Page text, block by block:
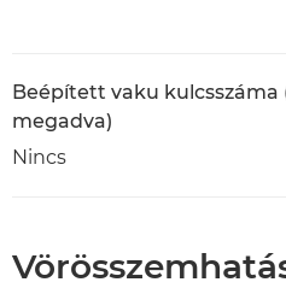
Beépített vaku kulcsszáma
megadva)
Nincs